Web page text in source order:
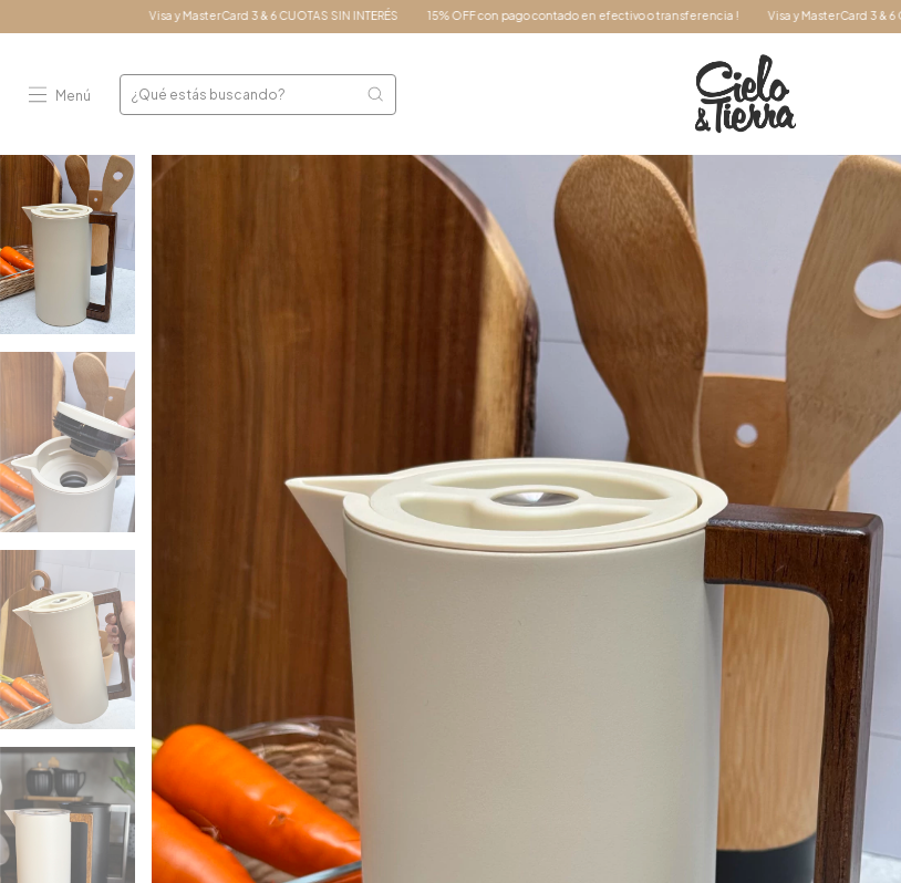
Visa y MasterCard 3 & 6 CUOTAS SIN INTERÉS 15% OFF con pago contado en efectivo o transferencia ! Visa y MasterCard 3 & 6 CUOTAS SIN INTERÉS
Menú